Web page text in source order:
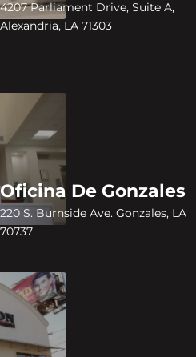
4207 Parliament Drive, Suite A,
Alexandria, LA 71303
Oficina De Gonzales
220 S. Burnside Ave. Gonzales, LA
70737